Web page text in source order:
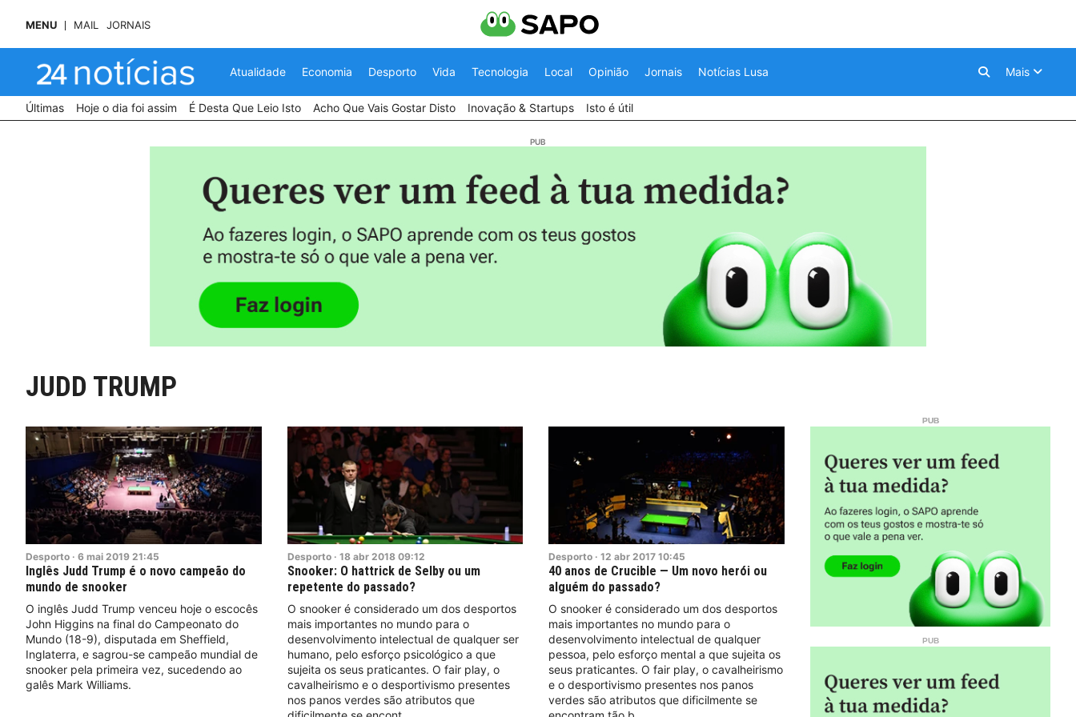
MENU MAIL JORNAIS
Atualidade Economia Desporto Vida Tecnologia Local Opinião Jornais Notícias Lusa Mais
Últimas Hoje o dia foi assim É Desta Que Leio Isto Acho Que Vais Gostar Disto Inovação & Startups Isto é útil
JUDD TRUMP
Desporto · 6 mai 2019 21:45
Inglês Judd Trump é o novo campeão do
mundo de snooker
O inglês Judd Trump venceu hoje o escocês
John Higgins na final do Campeonato do
Mundo (18-9), disputada em Sheffield,
Inglaterra, e sagrou-se campeão mundial de
snooker pela primeira vez, sucedendo ao
galês Mark Williams.
Desporto · 18 abr 2018 09:12
Snooker: O hattrick de Selby ou um
repetente do passado?
O snooker é considerado um dos desportos
mais importantes no mundo para o
desenvolvimento intelectual de qualquer ser
humano, pelo esforço psicológico a que
sujeita os seus praticantes. O fair play, o
cavalheirismo e o desportivismo presentes
nos panos verdes são atributos que
Desporto · 12 abr 2017 10:45
40 anos de Crucible — Um novo herói ou
alguém do passado?
O snooker é considerado um dos desportos
mais importantes no mundo para o
desenvolvimento intelectual de qualquer
pessoa, pelo esforço mental a que sujeita os
seus praticantes. O fair play, o cavalheirismo
e o desportivismo presentes nos panos
verdes são atributos que dificilmente se